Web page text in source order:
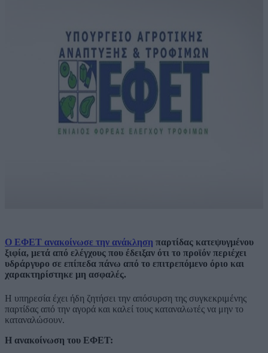
Ο ΕΦΕΤ ανακοίνωσε την ανάκληση παρτίδας κατεψυγμένου
ξιφία, μετά από ελέγχους που έδειξαν ότι το προϊόν περιέχει
υδράργυρο σε επίπεδα πάνω από το επιτρεπόμενο όριο και
χαρακτηρίστηκε μη ασφαλές.
Η υπηρεσία έχει ήδη ζητήσει την απόσυρση της συγκεκριμένης
παρτίδας από την αγορά και καλεί τους καταναλωτές να μην το
καταναλώσουν.
Η ανακοίνωση του ΕΦΕΤ: